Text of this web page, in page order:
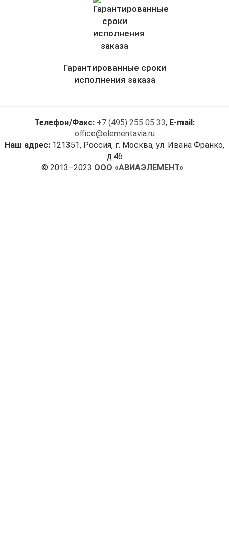
Гарантированные сроки
исполнения заказа
Телефон/Факс: +7 (495) 255 05 33; E-mail:
office@elementavia.ru
Наш адрес: 121351, Россия, г. Москва, ул. Ивана Франко,
д.46
© 2013–2023 ООО «АВИАЭЛЕМЕНТ»